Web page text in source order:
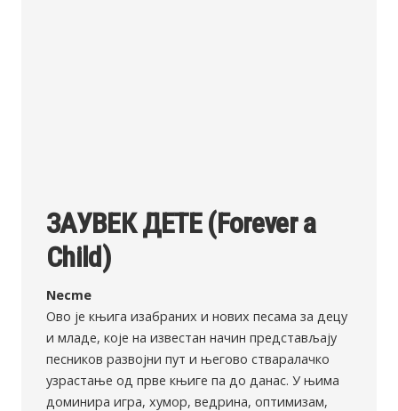
ЗАУВЕК ДЕТЕ (Forever a
Child)
Nесme
Ово је књига изабраних и нових песама за децу
и младе, које на известан начин представљају
песников развојни пут и његово стваралачко
узрастање од прве књиге па до данас. У њима
доминира игра, хумор, ведрина, оптимизам,